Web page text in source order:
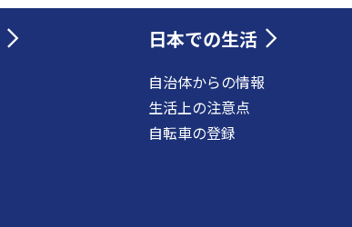
日本での生活
自治体からの情報
生活上の注意点
自転車の登録